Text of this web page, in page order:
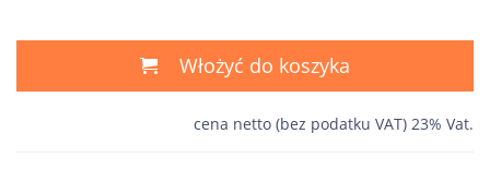
Włożyć do koszyka
cena netto (bez podatku VAT) 23% Vat.